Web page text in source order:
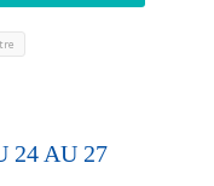
24 AU 27